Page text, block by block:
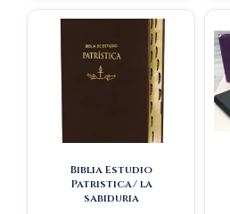
Biblia Estudio
Patristica/ la
sabiduria